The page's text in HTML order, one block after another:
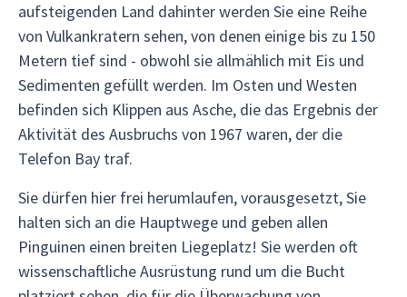
aufsteigenden Land dahinter werden Sie eine Reihe
von Vulkankratern sehen, von denen einige bis zu 150
Metern tief sind - obwohl sie allmählich mit Eis und
Sedimenten gefüllt werden. Im Osten und Westen
befinden sich Klippen aus Asche, die das Ergebnis der
Aktivität des Ausbruchs von 1967 waren, der die
Telefon Bay traf.
Sie dürfen hier frei herumlaufen, vorausgesetzt, Sie
halten sich an die Hauptwege und geben allen
Pinguinen einen breiten Liegeplatz! Sie werden oft
wissenschaftliche Ausrüstung rund um die Bucht